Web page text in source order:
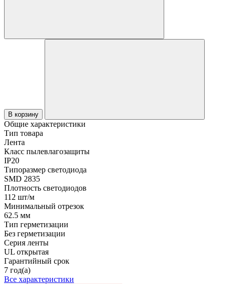
В корзину
Общие характеристики
Тип товара
Лента
Класс пылевлагозащиты
IP20
Типоразмер светодиода
SMD 2835
Плотность светодиодов
112 шт/м
Минимальный отрезок
62.5 мм
Тип герметизации
Без герметизации
Серия ленты
UL открытая
Гарантийный срок
7 год(а)
Все характеристики